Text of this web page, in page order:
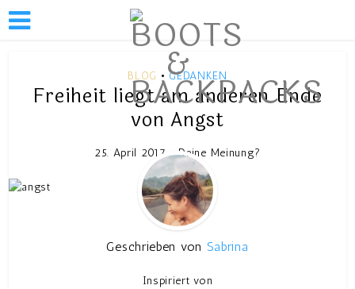
BLOG • GEDANKEN
Freiheit liegt am anderen Ende
von Angst
25. April 2017 Deine Meinung?
Geschrieben von Sabrina
Inspiriert von